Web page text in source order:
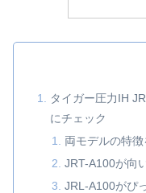
タイガー圧力IH
にチェック
両モデルの特
JRT-A100が向
JRL-A100がぴ